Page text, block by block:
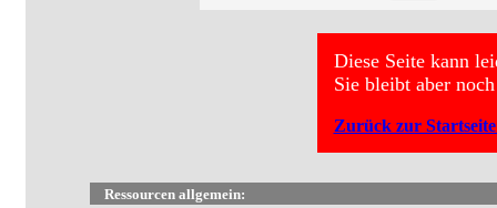
Diese Seite kann
Sie bleibt aber
Zurück zur
Ressourcen allgemein: